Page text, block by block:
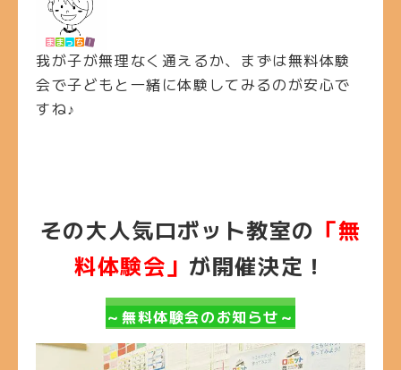
我が子が無理なく通えるか、まずは無料体験
会で子どもと一緒に体験してみるのが安心で
すね♪
その大人気ロボット教室の 「無
料体験会」 が開催決定！
～無料体験会のお知らせ～